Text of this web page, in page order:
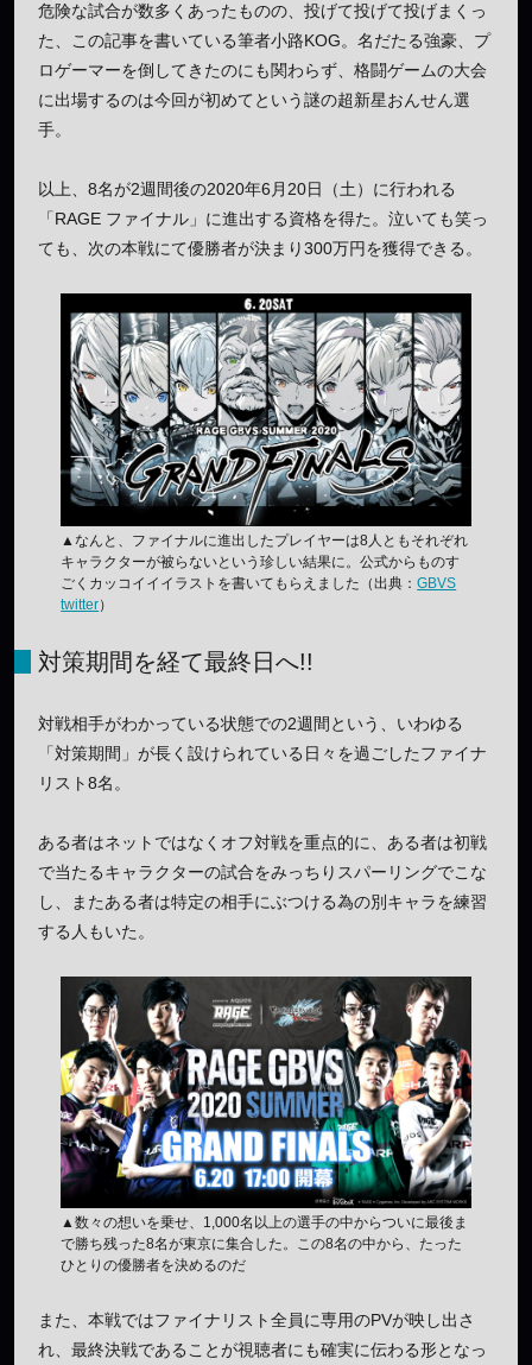
危険な試合が数多くあったものの、投げて投げて投げまくっ
た、この記事を書いている筆者小路KOG。名だたる強豪、プ
ロゲーマーを倒してきたのにも関わらず、格闘ゲームの大会
に出場するのは今回が初めてという謎の超新星おんせん選
手。
以上、8名が2週間後の2020年6月20日（土）に行われる
「RAGE ファイナル」に進出する資格を得た。泣いても笑っ
ても、次の本戦にて優勝者が決まり300万円を獲得できる。
▲なんと、ファイナルに進出したプレイヤーは8人ともそれぞれ
キャラクターが被らないという珍しい結果に。公式からものす
ごくカッコイイイラストを書いてもらえました（出典：GBVS
twitter）
対策期間を経て最終日へ!!
対戦相手がわかっている状態での2週間という、いわゆる
「対策期間」が長く設けられている日々を過ごしたファイナ
リスト8名。
ある者はネットではなくオフ対戦を重点的に、ある者は初戦
で当たるキャラクターの試合をみっちりスパーリングでこな
し、またある者は特定の相手にぶつける為の別キャラを練習
する人もいた。
▲数々の想いを乗せ、1,000名以上の選手の中からついに最後ま
で勝ち残った8名が東京に集合した。この8名の中から、たった
ひとりの優勝者を決めるのだ
また、本戦ではファイナリスト全員に専用のPVが映し出さ
れ、最終決戦であることが視聴者にも確実に伝わる形となっ